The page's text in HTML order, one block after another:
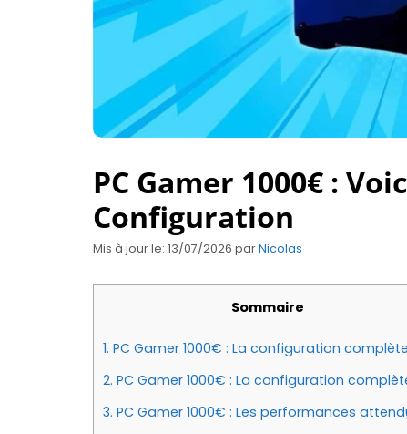
PC Gamer 1000€ :
Configuration
Mis à jour le: 13/07/2026 parNicolas
Sommaire
1. PC Gamer 1000€ : La configuration complète
2. PC Gamer 1000€ : La configuration
3. PC Gamer 1000€ : Les performances